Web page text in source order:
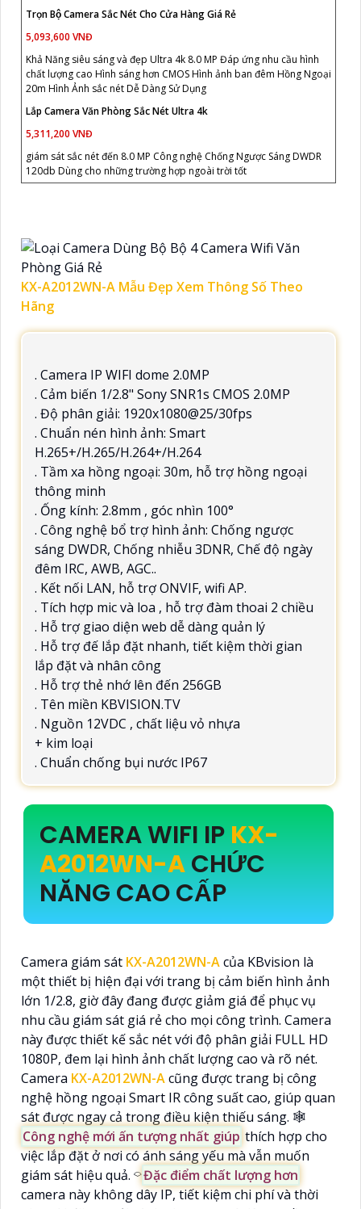
Trọn Bộ Camera Sắc Nét Cho Cửa Hàng Giá Rẻ
5,093,600 VNĐ
Khả Năng siêu sáng và đẹp Ultra 4k 8.0 MP Đáp ứng nhu cầu hình
chất lượng cao Hình sáng hơn CMOS Hình ảnh ban đêm Hồng Ngoại
20m Hình Ảnh sắc nét Dễ Dàng Sử Dụng
Lắp Camera Văn Phòng Sắc Nét Ultra 4k
5,311,200 VNĐ
giám sát sắc nét đến 8.0 MP Công nghệ Chống Ngược Sáng DWDR
120db Dùng cho những trường hợp ngoài trời tốt
KX-A2012WN-A Mẫu Đẹp Xem Thông Số Theo
Hãng
. Camera IP WIFI dome 2.0MP
. Cảm biến 1/2.8" Sony SNR1s CMOS 2.0MP
. Độ phân giải: 1920x1080@25/30fps
. Chuẩn nén hình ảnh: Smart
H.265+/H.265/H.264+/H.264
. Tầm xa hồng ngoại: 30m, hỗ trợ hồng ngoại
thông minh
. Ống kính: 2.8mm , góc nhìn 100°
. Công nghệ bổ trợ hình ảnh: Chống ngược
sáng DWDR, Chống nhiễu 3DNR, Chế độ ngày
đêm IRC, AWB, AGC..
. Kết nối LAN, hỗ trợ ONVIF, wifi AP.
. Tích hợp mic và loa , hỗ trợ đàm thoai 2 chiều
. Hỗ trợ giao diện web dễ dàng quản lý
. Hỗ trợ đế lắp đặt nhanh, tiết kiệm thời gian
lắp đặt và nhân công
. Hỗ trợ thẻ nhớ lên đến 256GB
. Tên miền KBVISION.TV
. Nguồn 12VDC , chất liệu vỏ nhựa
+ kim loại
. Chuẩn chống bụi nước IP67
CAMERA WIFI IPKX-
A2012WN-ACHỨC
NĂNG CAO CẤP
Camera giám sát KX-A2012WN-Acủa KBvision là
một thiết bị hiện đại với trang bị cảm biến hình ảnh
lớn 1/2.8, giờ đây đang được giảm giá để phục vụ
nhu cầu giám sát giá rẻ cho mọi công trình. Camera
này được thiết kế sắc nét với độ phân giải FULL HD
1080P, đem lại hình ảnh chất lượng cao và rõ nét.
Camera KX-A2012WN-Acũng được trang bị công
nghệ hồng ngoại Smart IR công suất cao, giúp quan
sát được ngay cả trong điều kiện thiếu sáng. 🕸️
Công nghệ mới ấn tượng nhất giúp thích hợp cho
việc lắp đặt ở nơi có ánh sáng yếu mà vẫn muốn
giám sát hiệu quả. ⌔Đặc điểm chất lượng hơn
camera này không dây IP, tiết kiệm chi phí và thời